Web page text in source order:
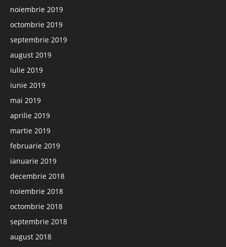
noiembrie 2019
octombrie 2019
septembrie 2019
august 2019
iulie 2019
iunie 2019
mai 2019
aprilie 2019
martie 2019
februarie 2019
ianuarie 2019
decembrie 2018
noiembrie 2018
octombrie 2018
septembrie 2018
august 2018